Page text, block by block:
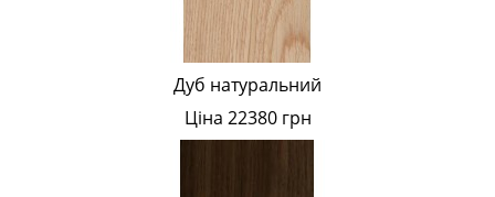
Дуб натуральний
Ціна 22380 грн